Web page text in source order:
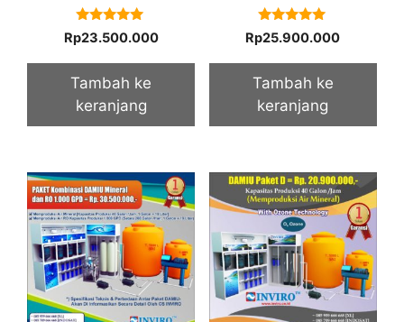
5.00
out of 5
Rp23.500.000
Tambah ke
keranjang
5.00
out of 5
Rp25.900.000
Tambah ke
keranjang